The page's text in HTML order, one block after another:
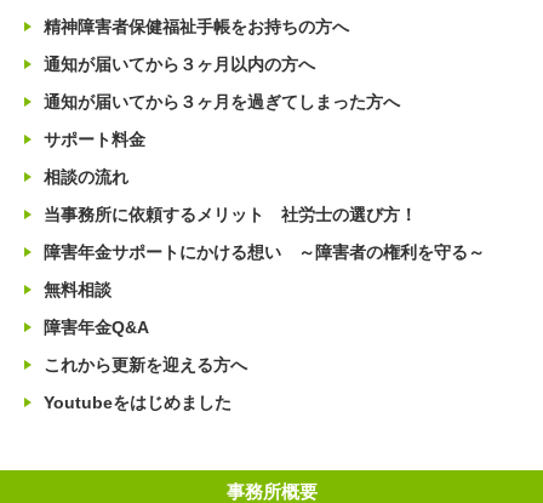
精神障害者保健福祉手帳をお持ちの方へ
通知が届いてから３ヶ月以内の方へ
通知が届いてから３ヶ月を過ぎてしまった方へ
サポート料金
相談の流れ
当事務所に依頼するメリット 社労士の選び方！
障害年金サポートにかける想い ～障害者の権利を守る～
無料相談
障害年金Q&A
これから更新を迎える方へ
Youtubeをはじめました
事務所概要